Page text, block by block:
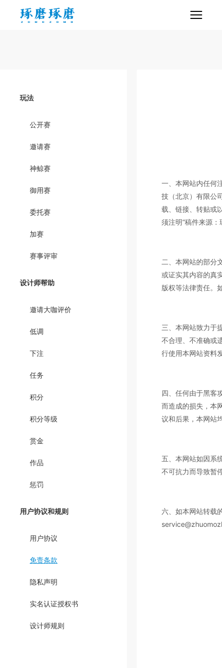
玩法
公开赛
邀请赛
神鲸赛
御用赛
委托赛
加赛
赛事评审
设计师帮助
邀请大咖评价
低调
下注
任务
积分
积分等级
赏金
作品
惩罚
用户协议和规则
用户协议
免责条款
隐私声明
实名认证授权书
设计师规则
一、本网站内任何
技（北京）有限公
载、链接、转贴或
须注明“稿件来源：
二、本网站的部分
或证实其内容的真
版权等法律责任。
三、本网站致力于
不合理、不准确或
行使用本网站资料
四、任何由于黑客
而造成的损失，本
议和后果，本网站
五、本网站如因系
不可抗力而导致暂
六、如本网站转载